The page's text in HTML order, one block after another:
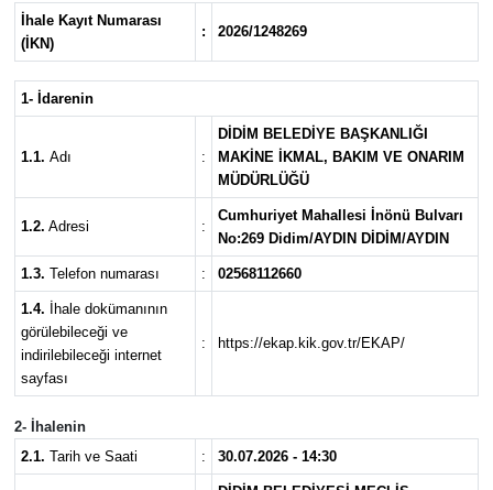
İhale Kayıt Numarası
(İKN)
: 2026/1248269
1- İdarenin
1.1. Adı :
DİDİM BELEDİYE BAŞKANLIĞI
MAKİNE İKMAL, BAKIM VE ONARIM
MÜDÜRLÜĞÜ
1.2. Adresi :
Cumhuriyet Mahallesi İnönü Bulvarı
No:269 Didim/AYDIN DİDİM/AYDIN
1.3. Telefon numarası : 02568112660
1.4. İhale dokümanının
görülebileceği ve
indirilebileceği internet
sayfası
: https://ekap.kik.gov.tr/EKAP/
2- İhalenin
2.1. Tarih ve Saati : 30.07.2026 - 14:30
GÜNDEM
MAGAZİN
TARIM
TURİZM
RESMİ İLANLAR
Haber Arşivi